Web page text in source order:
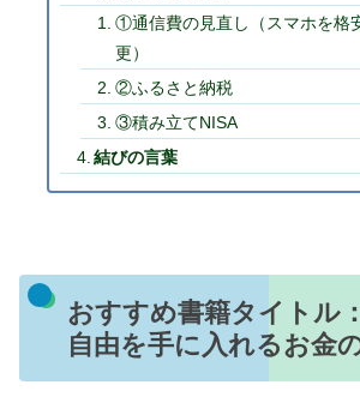
①通信費の見直し（スマホを格
更）
②ふるさと納税
③積み立てNISA
結びの言葉
おすすめ書籍タイトル
自由を手に入れるお金の